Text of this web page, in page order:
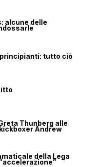
alcune delle
tutto ciò
Thunberg alle
Andrew
della Lega